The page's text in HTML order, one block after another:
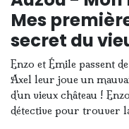
Mes
secret du
Enzo et Émile passent
Axel leur joue un
d’un vieux château !
détective pour trouver